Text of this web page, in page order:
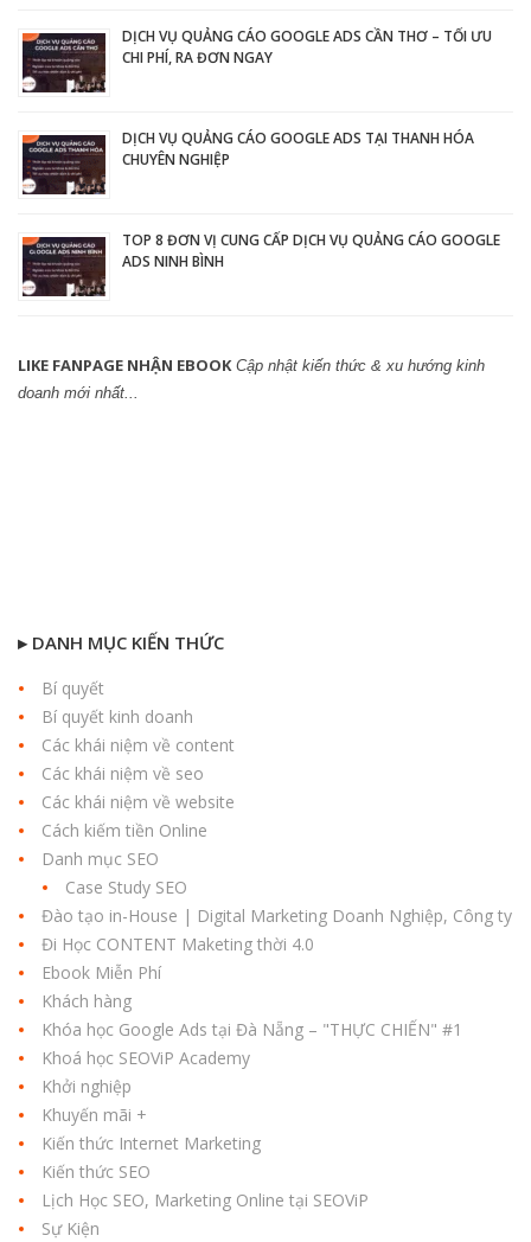
DỊCH VỤ QUẢNG CÁO GOOGLE ADS CẦN THƠ – TỐI ƯU
CHI PHÍ, RA ĐƠN NGAY
DỊCH VỤ QUẢNG CÁO GOOGLE ADS TẠI THANH HÓA
CHUYÊN NGHIỆP
TOP 8 ĐƠN VỊ CUNG CẤP DỊCH VỤ QUẢNG CÁO GOOGLE
ADS NINH BÌNH
LIKE FANPAGE NHẬN EBOOK Cập nhật kiến thức & xu hướng kinh
doanh mới nhất...
▸ DANH MỤC KIẾN THỨC
Bí quyết
Bí quyết kinh doanh
Các khái niệm về content
Các khái niệm về seo
Các khái niệm về website
Cách kiếm tiền Online
Danh mục SEO
Case Study SEO
Đào tạo in-House | Digital Marketing Doanh Nghiệp, Công ty
Đi Học CONTENT Maketing thời 4.0
Ebook Miễn Phí
Khách hàng
Khóa học Google Ads tại Đà Nẵng – "THỰC CHIẾN" #1
Khoá học SEOViP Academy
Khởi nghiệp
Khuyến mãi +
Kiến thức Internet Marketing
Kiến thức SEO
Lịch Học SEO, Marketing Online tại SEOViP
Sự Kiện